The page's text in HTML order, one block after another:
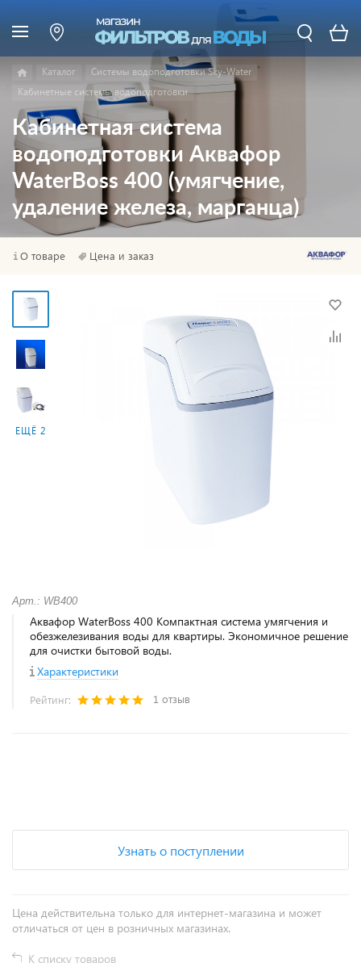
Каталог
Системы водоподготовки Sky-Water
Кабинетные системы водоподготовки
Кабинетная система
водоподготовки Аквафор
WaterBoss 400 (умягчение,
удаление железа, марганца)
О товаре Цена и заказ
ЕЩЁ 2
Арт.: WB400
Аквафор WaterBoss 400 Компактная система умягчения и
обезжелезивания воды для квартиры. Экономичное решение
для очистки бытовой воды.
Характеристики
Рейтинг: 1 отзыв
Узнать о поступлении
Цена действительна только для интернет-магазина и может
отличаться от цен в розничных магазинах.
К списку товаров